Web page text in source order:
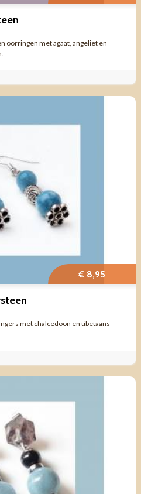
oorringen met agaat, angeliet en
€ 8,95
met chalcedoon en tibetaans